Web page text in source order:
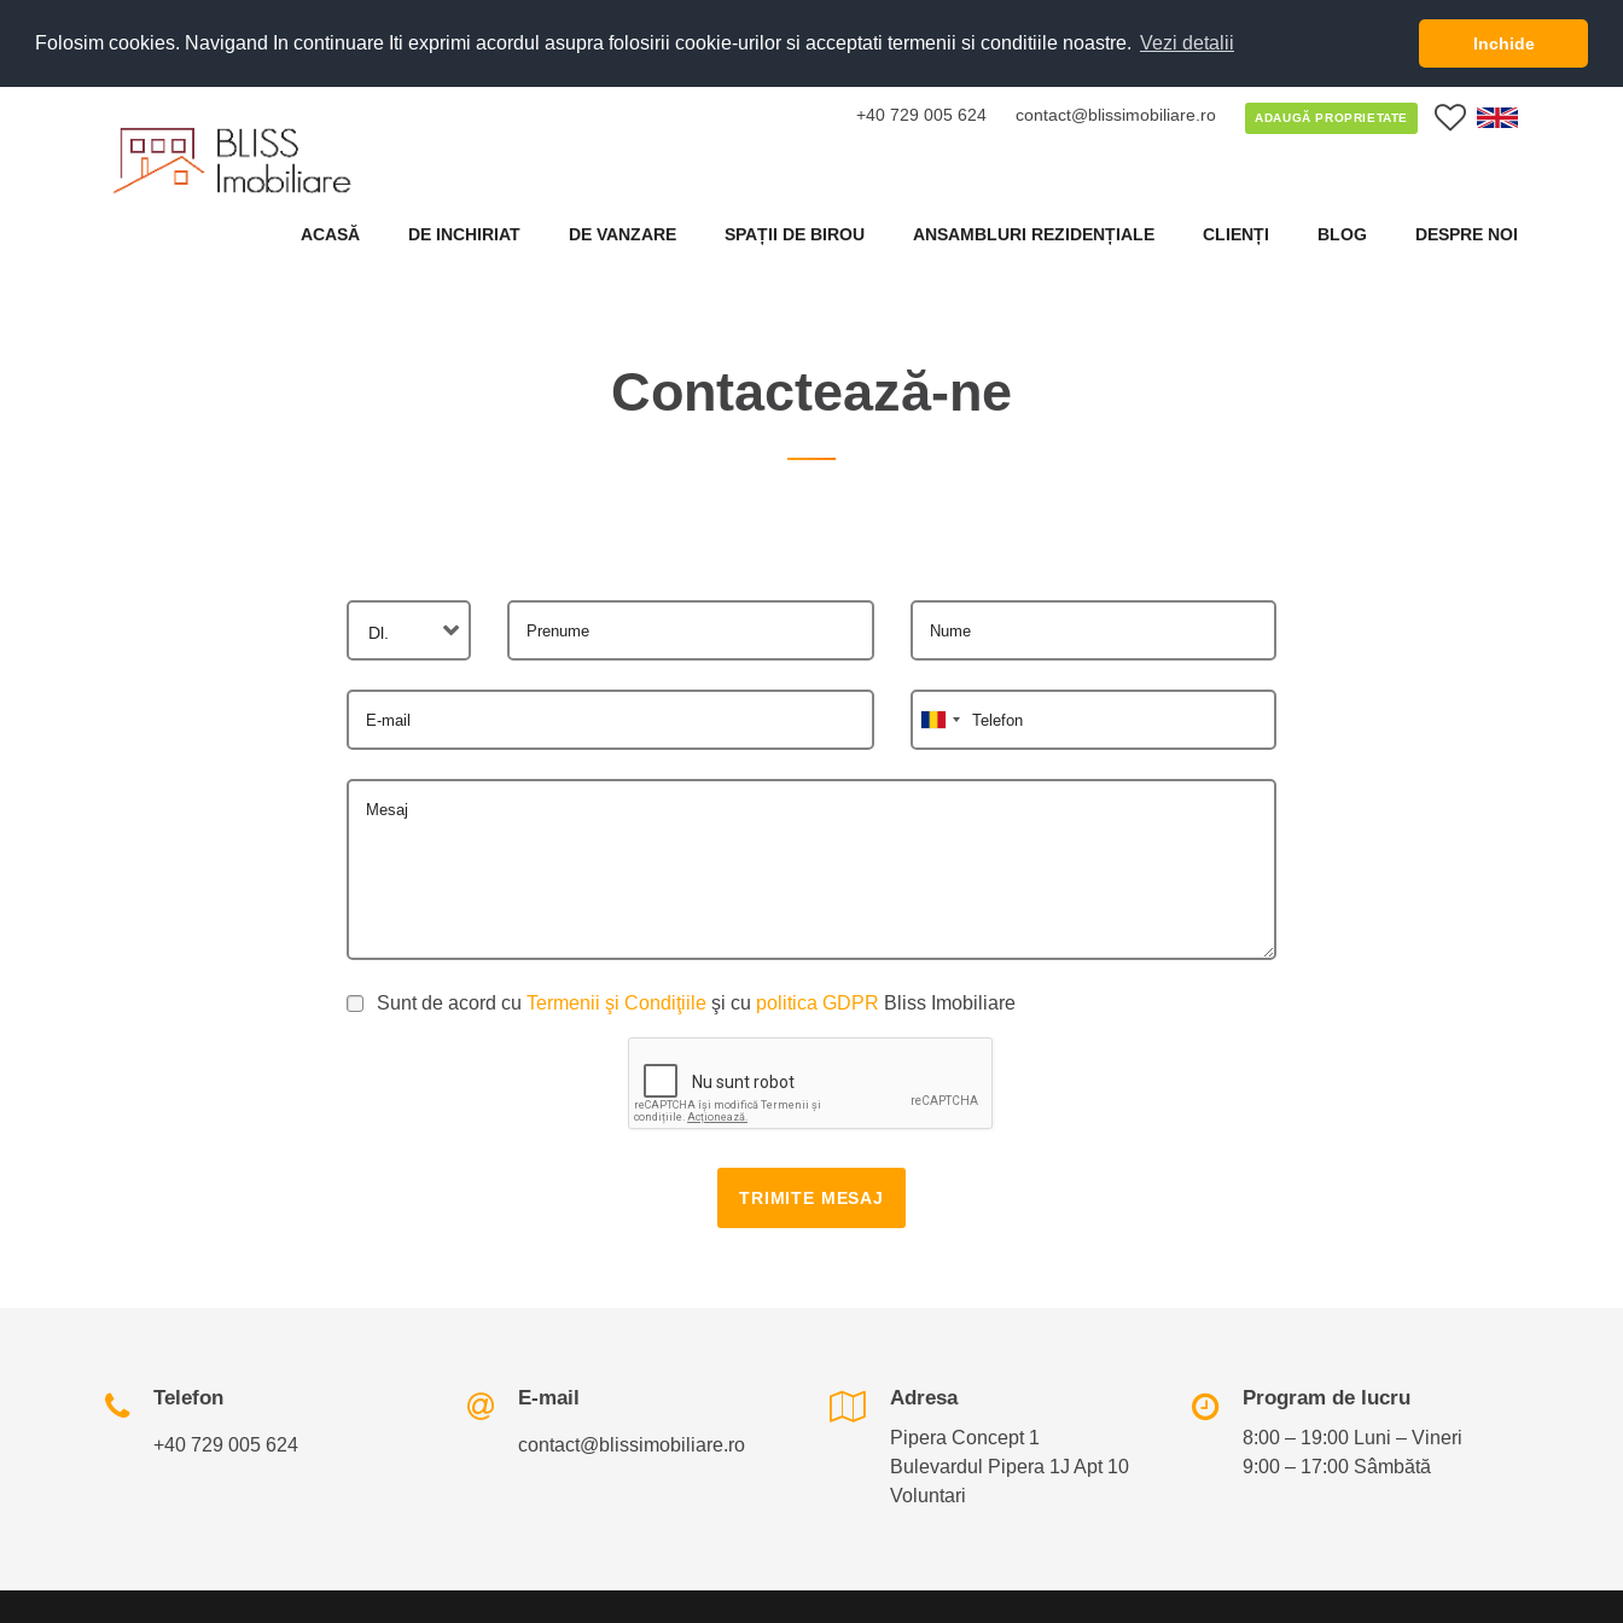
Folosim cookies. Navigand In continuare Iti exprimi acordul asupra folosirii cookie-urilor si acceptati termenii si conditiile noastre. Vezi detalii Inchide
+40 729 005 624 contact@blissimobiliare.ro ADAUGĂ PROPRIETATE
ACASĂ DE INCHIRIAT DE VANZARE SPAȚII DE BIROU ANSAMBLURI REZIDENȚIALE CLIENȚI BLOG DESPRE NOI
Contactează-ne
Dl. Prenume Nume
E-mail Telefon
Mesaj
Sunt de acord cu Termenii şi Condiţiile şi cu politica GDPR Bliss Imobiliare
TRIMITE MESAJ
Telefon
+40 729 005 624
E-mail
contact@blissimobiliare.ro
Adresa
Pipera Concept 1
Bulevardul Pipera 1J Apt 10
Voluntari
Program de lucru
8:00 – 19:00 Luni – Vineri
9:00 – 17:00 Sâmbătă